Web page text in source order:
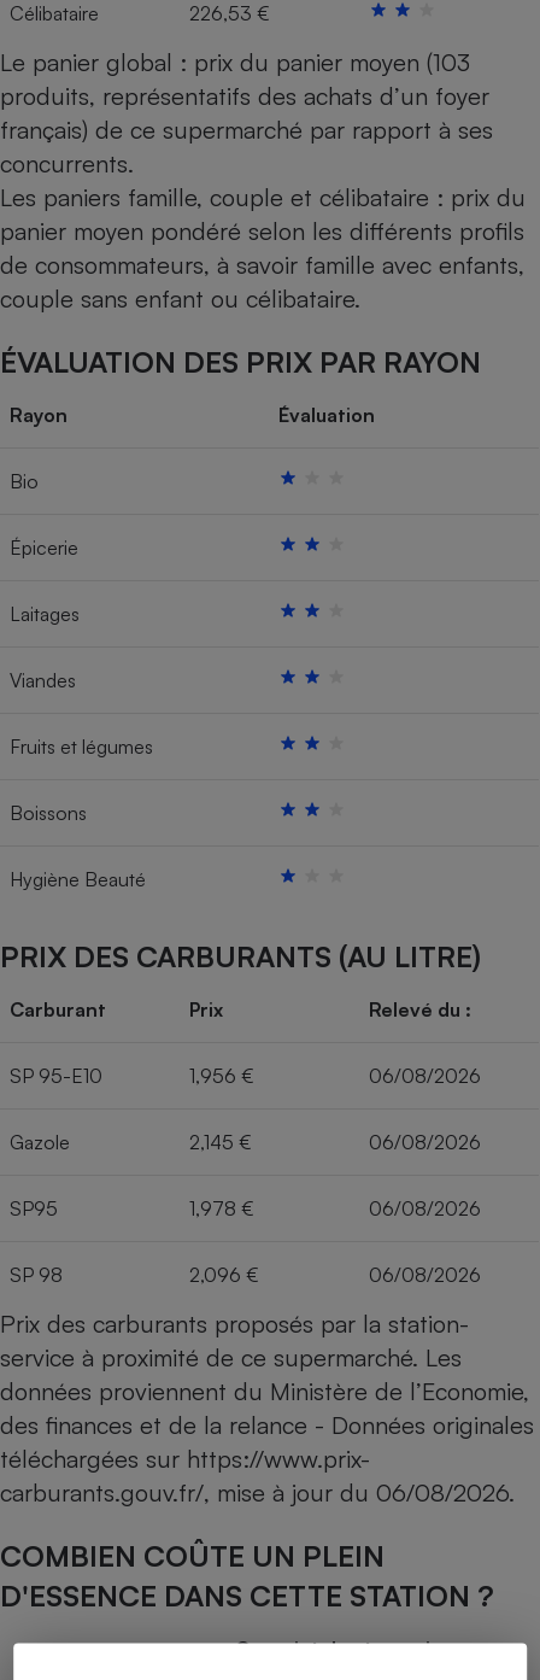
Célibataire 226,53 €
Le panier global : prix du panier moyen (103
produits, représentatifs des achats d’un foyer
français) de ce supermarché par rapport à ses
concurrents.
Les paniers famille, couple et célibataire : prix du
panier moyen pondéré selon les différents profils
de consommateurs, à savoir famille avec enfants,
couple sans enfant ou célibataire.
ÉVALUATION DES PRIX PAR RAYON
Rayon Évaluation
Bio
Épicerie
Laitages
Viandes
Fruits et légumes
Boissons
Hygiène Beauté
PRIX DES CARBURANTS (AU LITRE)
Carburant Prix Relevé du :
SP 95-E10 1,956 € 06/08/2026
Gazole 2,145 € 06/08/2026
SP95 1,978 € 06/08/2026
SP 98 2,096 € 06/08/2026
Prix des carburants proposés par la station-
service à proximité de ce supermarché. Les
données proviennent du Ministère de l’Economie,
des finances et de la relance - Données originales
téléchargées sur https://www.prix-
carburants.gouv.fr/, mise à jour du 06/08/2026.
COMBIEN COÛTE UN PLEIN
D'ESSENCE DANS CETTE STATION ?
Capacité du réservoir